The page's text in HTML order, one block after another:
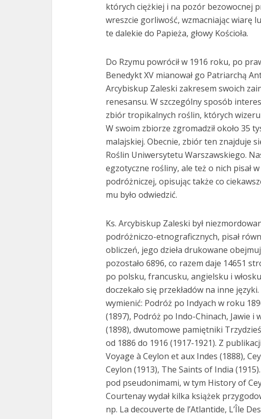
których ciężkiej i na pozór bezowocnej
wreszcie gorliwość, wzmacniając wiarę
te dalekie do Papieża, głowy Kościoła.
Do Rzymu powrócił w 1916 roku, po
Benedykt XV mianował go Patriarchą
Arcybiskup Zaleski zakresem swoich
renesansu. W szczególny sposób
zbiór tropikalnych roślin, których
W swoim zbiorze zgromadził około 35
malajskiej. Obecnie, zbiór ten znajduje
Roślin Uniwersytetu Warszawskiego.
egzotyczne rośliny, ale też o nich pisał
podróżniczej, opisując także co
mu było odwiedzić.
Ks. Arcybiskup Zaleski był
podróżniczo-etnograficznych, pisał
obliczeń, jego dzieła drukowane
pozostało 6896, co razem daje 14651
po polsku, francusku, angielsku i
doczekało się przekładów na inne
wymienić: Podróż po Indyach w roku
(1897), Podróż po Indo-Chinach, Jawie i
(1898), dwutomowe pamiętniki
od 1886 do 1916 (1917-1921). Z
Voyage à Ceylon et aux Indes (1888),
Ceylon (1913), The Saints of India
pod pseudonimami, w tym History of
Courtenay wydał kilka książek
np. La decouverte de l’Atlantide, L’Île